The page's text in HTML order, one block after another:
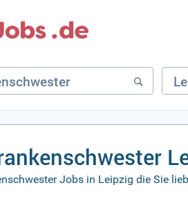
Jobs in Leipzig die Sie